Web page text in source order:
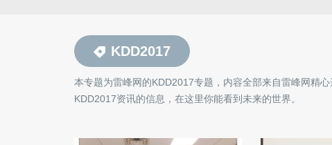
KDD2017
本专题为雷峰网的KDD2017专题，内容全部来自雷峰网精
KDD2017资讯的信息，在这里你能看到未来的世界。